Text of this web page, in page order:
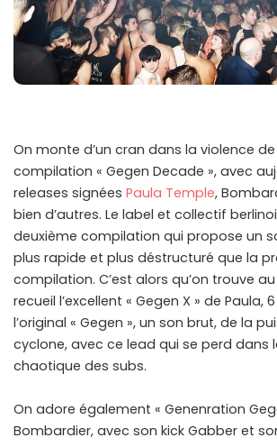
On monte d’un cran dans la violence
compilation « Gegen Decade », avec
releases signées Paula Temple,
bien d’autres. Le label et collectif
deuxième compilation qui propose un
plus rapide et plus déstructuré que la
compilation. C’est alors qu’on trouve
recueil l’excellent « Gegen X » de Paula,
l’original « Gegen », un son brut, de la
cyclone, avec ce lead qui se perd dans
chaotique des subs.
On adore également « Genenration
Bombardier, avec son kick Gabber et